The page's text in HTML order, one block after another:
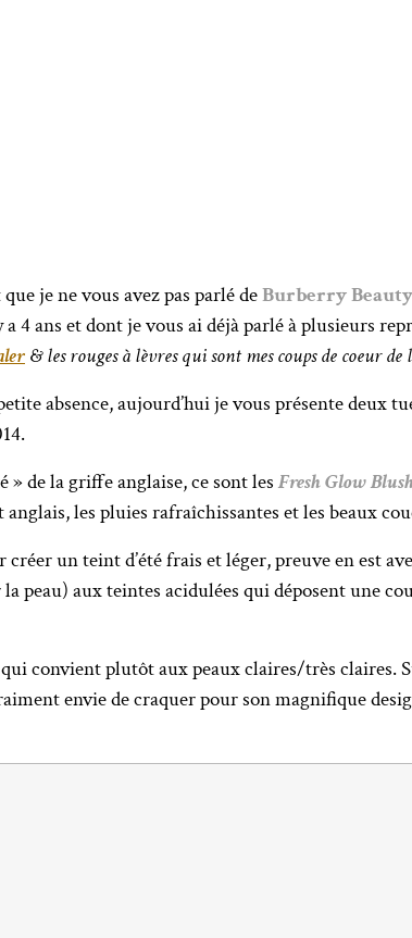
je ne vous avez pas parlé deBurberry Beauty
4 ans et dont je vous ai déjà parlé à plusieurs
& les rouges à lèvres qui sont mes coups de coeur de
absence, aujourd’hui je vous présente deux
» de la griffe anglaise, ce sont les Fresh Glow
les pluies rafraîchissantes et les beaux
un teint d’été frais et léger, preuve en est
la peau) aux teintes acidulées qui déposent une
convient plutôt aux peaux claires/très claires.
envie de craquer pour son magnifique